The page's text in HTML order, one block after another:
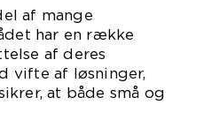
af mange
har en række
af deres
vifte af løsninger,
at både små og